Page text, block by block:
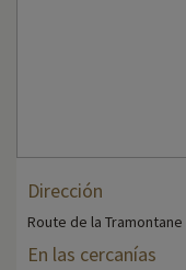
Dirección
Route de la
En las cercanías